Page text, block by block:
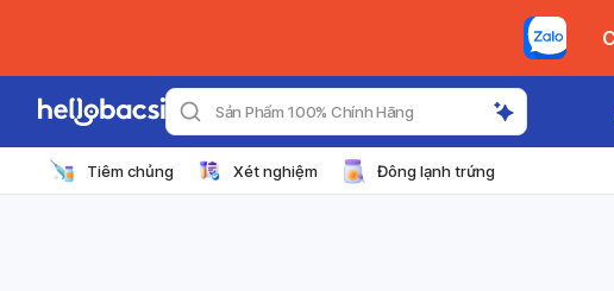
Sản Phẩm 100% Chính Hãng
Tiêm chủng Xét nghiệm Đông lạnh trứng